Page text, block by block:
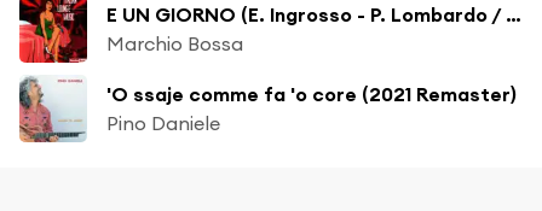
E UN GIORNO (E. Ingrosso - P. Lombardo / P. Lombardo)
Marchio Bossa
'O ssaje comme fa 'o core (2021 Remaster)
Pino Daniele